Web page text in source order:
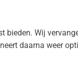
Wij
daarna weer